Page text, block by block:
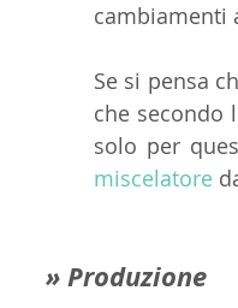
cambiamenti
Se si pensa
che secondo
miscelatore
» Produzione